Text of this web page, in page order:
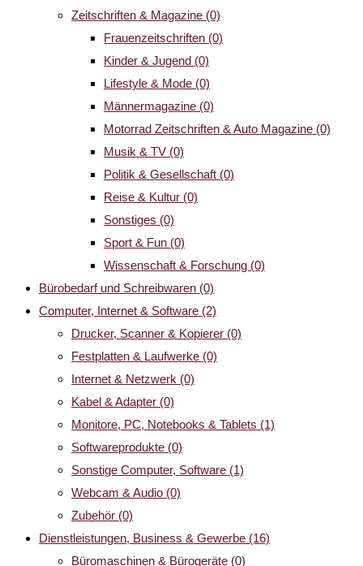
Zeitschriften & Magazine (0)
Frauenzeitschriften (0)
Kinder & Jugend (0)
Lifestyle & Mode (0)
Männermagazine (0)
Motorrad Zeitschriften & Auto Magazine (0)
Musik & TV (0)
Politik & Gesellschaft (0)
Reise & Kultur (0)
Sonstiges (0)
Sport & Fun (0)
Wissenschaft & Forschung (0)
Bürobedarf und Schreibwaren (0)
Computer, Internet & Software (2)
Drucker, Scanner & Kopierer (0)
Festplatten & Laufwerke (0)
Internet & Netzwerk (0)
Kabel & Adapter (0)
Monitore, PC, Notebooks & Tablets (1)
Softwareprodukte (0)
Sonstige Computer, Software (1)
Webcam & Audio (0)
Zubehör (0)
Dienstleistungen, Business & Gewerbe (16)
Büromaschinen & Bürogeräte (0)